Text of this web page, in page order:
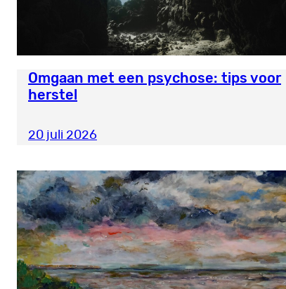
Omgaan met een psychose: tips voor
herstel
20 juli 2026